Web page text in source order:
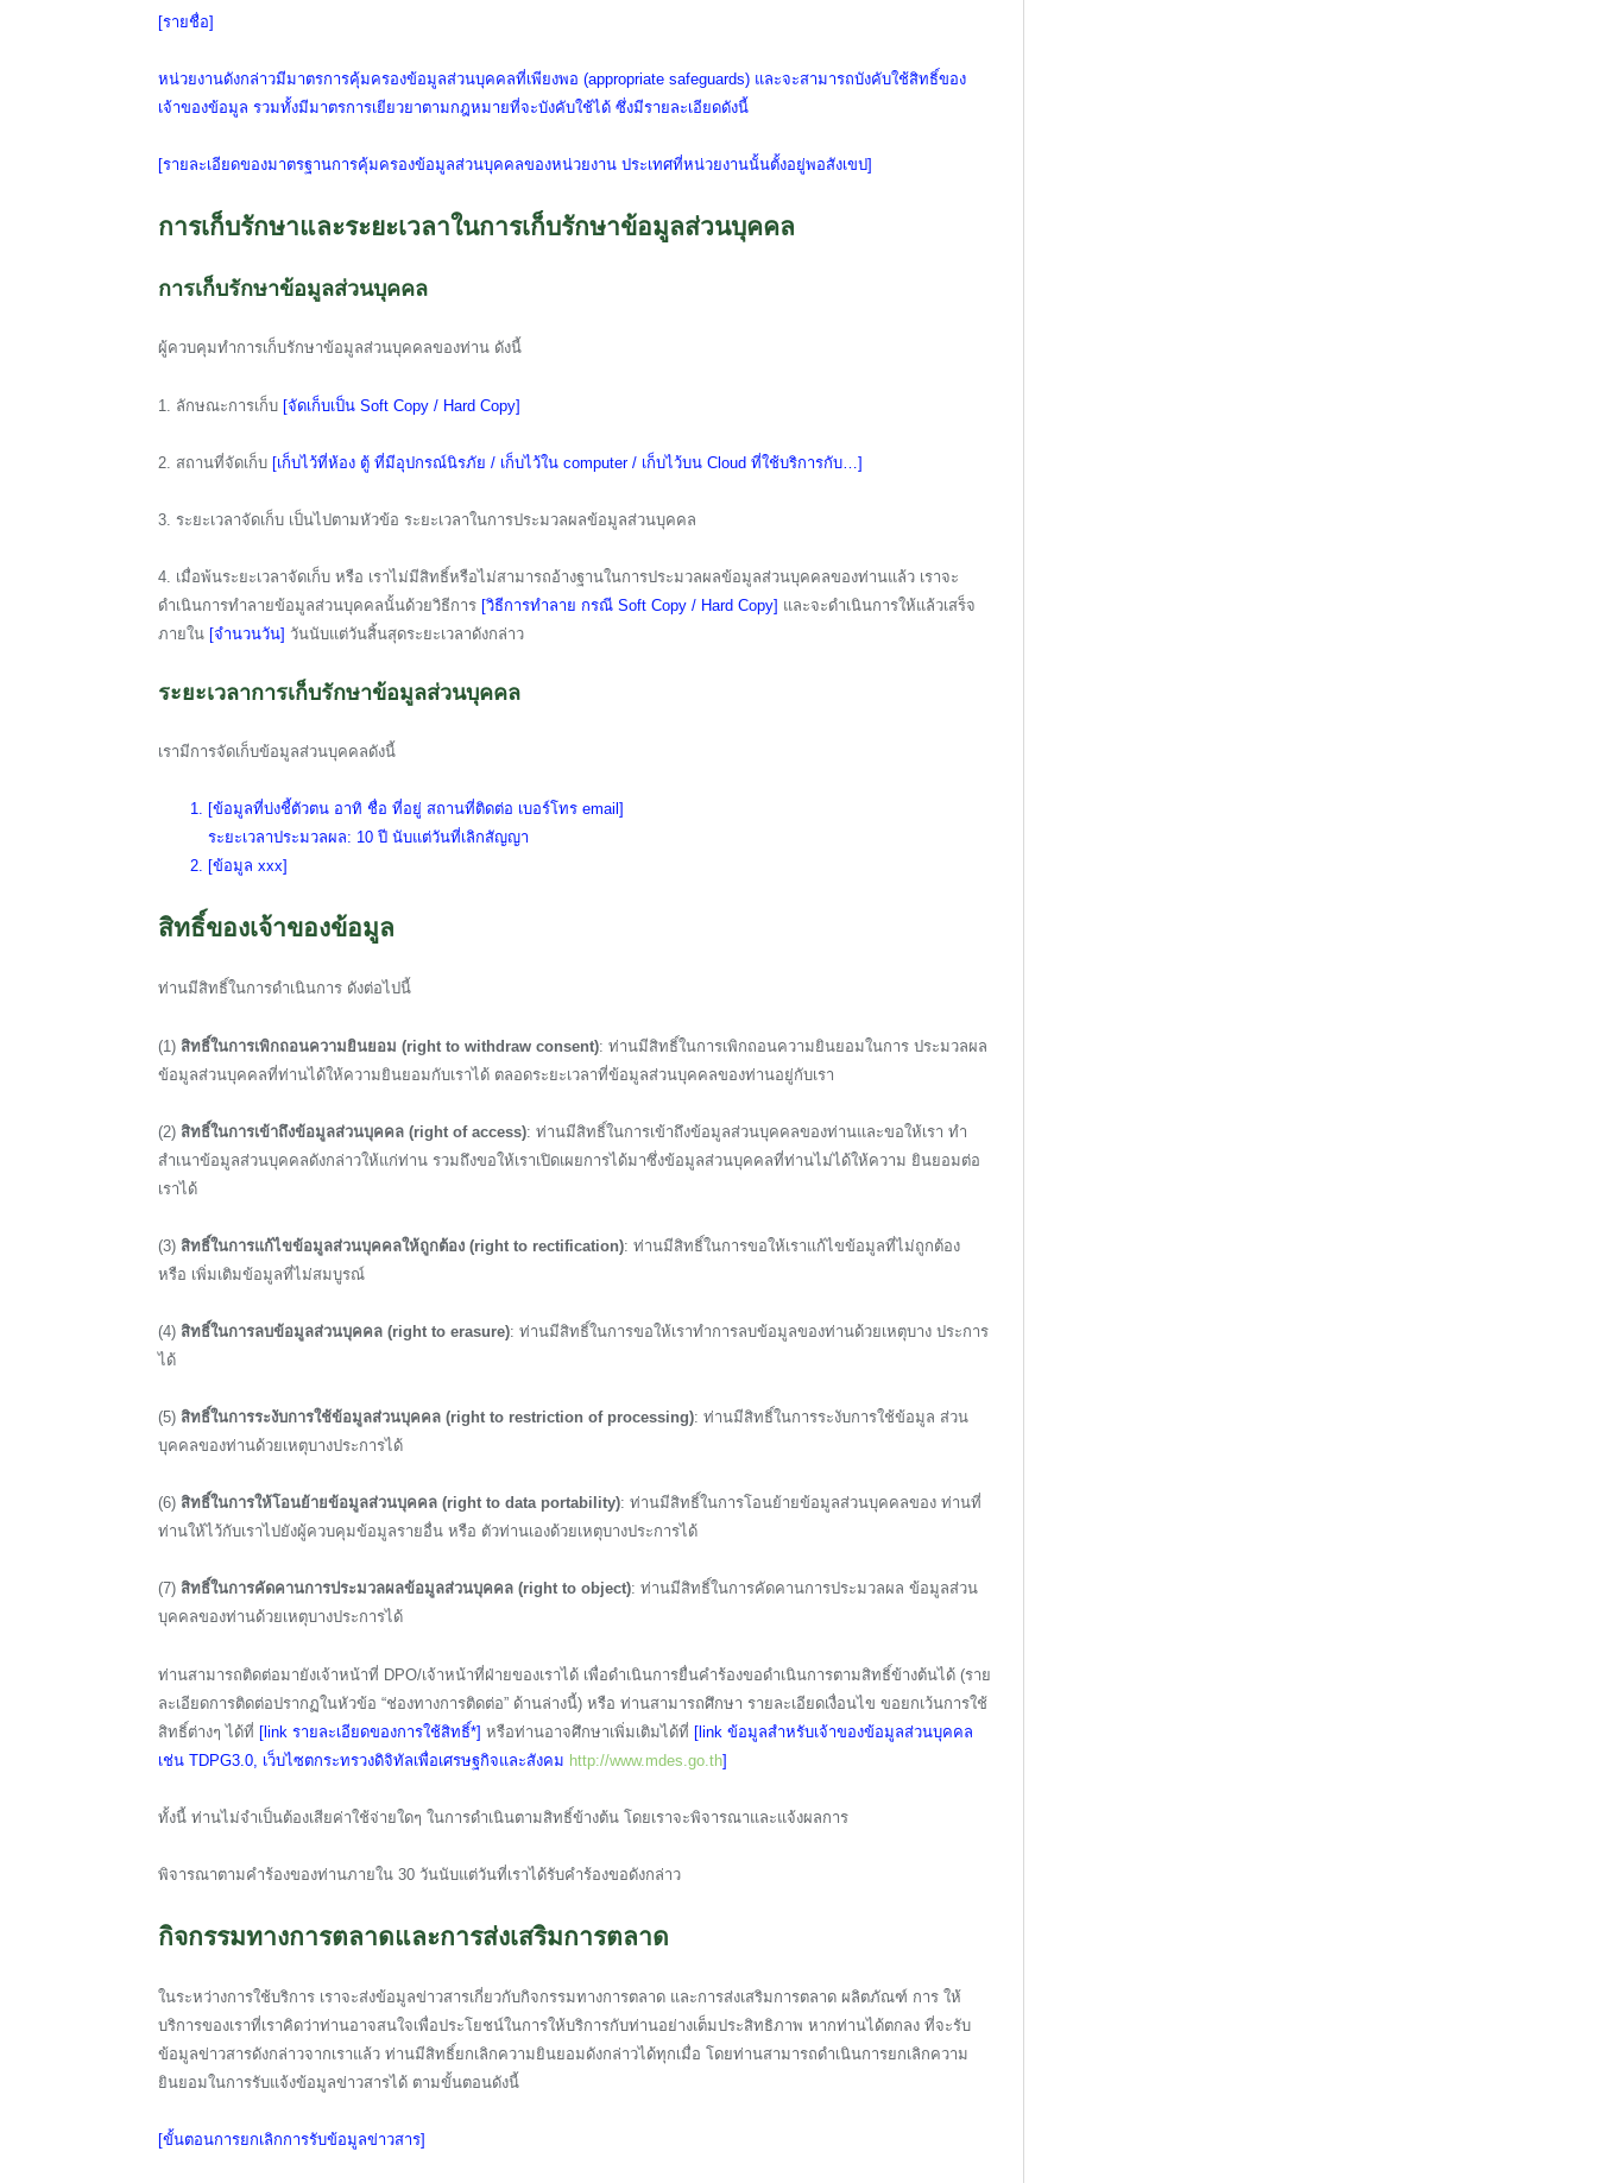
[รายชื่อ]
หน่วยงานดังกล่าวมีมาตรการคุ้มครองข้อมูลส่วนบุคคลที่เพียงพอ (appropriate safeguards) และจะสามารถบังคับใช้สิทธิ์ของ
เจ้าของข้อมูล รวมทั้งมีมาตรการเยียวยาตามกฎหมายที่จะบังคับใช้ได้ ซึ่งมีรายละเอียดดังนี้
[รายละเอียดของมาตรฐานการคุ้มครองข้อมูลส่วนบุคคลของหน่วยงาน ประเทศที่หน่วยงานนั้นตั้งอยู่พอสังเขป]
การเก็บรักษาและระยะเวลาในการเก็บรักษาข้อมูลส่วนบุคคล
การเก็บรักษาข้อมูลส่วนบุคคล
ผู้ควบคุมทำการเก็บรักษาข้อมูลส่วนบุคคลของท่าน ดังนี้
1. ลักษณะการเก็บ [จัดเก็บเป็น Soft Copy / Hard Copy]
2. สถานที่จัดเก็บ [เก็บไว้ที่ห้อง ตู้ ที่มีอุปกรณ์นิรภัย / เก็บไว้ใน computer / เก็บไว้บน Cloud ที่ใช้บริการกับ…]
3. ระยะเวลาจัดเก็บ เป็นไปตามหัวข้อ ระยะเวลาในการประมวลผลข้อมูลส่วนบุคคล
4. เมื่อพ้นระยะเวลาจัดเก็บ หรือ เราไม่มีสิทธิ์หรือไม่สามารถอ้างฐานในการประมวลผลข้อมูลส่วนบุคคลของท่านแล้ว เราจะ
ดำเนินการทำลายข้อมูลส่วนบุคคลนั้นด้วยวิธีการ [วิธีการทำลาย กรณี Soft Copy / Hard Copy] และจะดำเนินการให้แล้วเสร็จ
ภายใน [จำนวนวัน] วันนับแต่วันสิ้นสุดระยะเวลาดังกล่าว
ระยะเวลาการเก็บรักษาข้อมูลส่วนบุคคล
เรามีการจัดเก็บข้อมูลส่วนบุคคลดังนี้
[ข้อมูลที่บ่งชี้ตัวตน อาทิ ชื่อ ที่อยู่ สถานที่ติดต่อ เบอร์โทร email]
ระยะเวลาประมวลผล: 10 ปี นับแต่วันที่เลิกสัญญา
[ข้อมูล xxx]
สิทธิ์ของเจ้าของข้อมูล
ท่านมีสิทธิ์ในการดำเนินการ ดังต่อไปนี้
(1) สิทธิ์ในการเพิกถอนความยินยอม (right to withdraw consent): ท่านมีสิทธิ์ในการเพิกถอนความยินยอมในการ ประมวลผล
ข้อมูลส่วนบุคคลที่ท่านได้ให้ความยินยอมกับเราได้ ตลอดระยะเวลาที่ข้อมูลส่วนบุคคลของท่านอยู่กับเรา
(2) สิทธิ์ในการเข้าถึงข้อมูลส่วนบุคคล (right of access): ท่านมีสิทธิ์ในการเข้าถึงข้อมูลส่วนบุคคลของท่านและขอให้เรา ทำ
สำเนาข้อมูลส่วนบุคคลดังกล่าวให้แก่ท่าน รวมถึงขอให้เราเปิดเผยการได้มาซึ่งข้อมูลส่วนบุคคลที่ท่านไม่ได้ให้ความ ยินยอมต่อ
เราได้
(3) สิทธิ์ในการแก้ไขข้อมูลส่วนบุคคลให้ถูกต้อง (right to rectification): ท่านมีสิทธิ์ในการขอให้เราแก้ไขข้อมูลที่ไม่ถูกต้อง
หรือ เพิ่มเติมข้อมูลที่ไม่สมบูรณ์
(4) สิทธิ์ในการลบข้อมูลส่วนบุคคล (right to erasure): ท่านมีสิทธิ์ในการขอให้เราทำการลบข้อมูลของท่านด้วยเหตุบาง ประการ
ได้
(5) สิทธิ์ในการระงับการใช้ข้อมูลส่วนบุคคล (right to restriction of processing): ท่านมีสิทธิ์ในการระงับการใช้ข้อมูล ส่วน
บุคคลของท่านด้วยเหตุบางประการได้
(6) สิทธิ์ในการให้โอนย้ายข้อมูลส่วนบุคคล (right to data portability): ท่านมีสิทธิ์ในการโอนย้ายข้อมูลส่วนบุคคลของ ท่านที่
ท่านให้ไว้กับเราไปยังผู้ควบคุมข้อมูลรายอื่น หรือ ตัวท่านเองด้วยเหตุบางประการได้
(7) สิทธิ์ในการคัดคานการประมวลผลข้อมูลส่วนบุคคล (right to object): ท่านมีสิทธิ์ในการคัดคานการประมวลผล ข้อมูลส่วน
บุคคลของท่านด้วยเหตุบางประการได้
ท่านสามารถติดต่อมายังเจ้าหน้าที่ DPO/เจ้าหน้าที่ฝ่ายของเราได้ เพื่อดำเนินการยื่นคำร้องขอดำเนินการตามสิทธิ์ข้างต้นได้ (ราย
ละเอียดการติดต่อปรากฏในหัวข้อ “ช่องทางการติดต่อ” ด้านล่างนี้) หรือ ท่านสามารถศึกษา รายละเอียดเงื่อนไข ขอยกเว้นการใช้
สิทธิ์ต่างๆ ได้ที่ [link รายละเอียดของการใช้สิทธิ์*] หรือท่านอาจศึกษาเพิ่มเติมได้ที่ [link ข้อมูลสำหรับเจ้าของข้อมูลส่วนบุคคล
เช่น TDPG3.0, เว็บไซตกระทรวงดิจิทัลเพื่อเศรษฐกิจและสังคม http://www.mdes.go.th]
ทั้งนี้ ท่านไม่จำเป็นต้องเสียค่าใช้จ่ายใดๆ ในการดำเนินตามสิทธิ์ข้างต้น โดยเราจะพิจารณาและแจ้งผลการ
พิจารณาตามคำร้องของท่านภายใน 30 วันนับแต่วันที่เราได้รับคำร้องขอดังกล่าว
กิจกรรมทางการตลาดและการส่งเสริมการตลาด
ในระหว่างการใช้บริการ เราจะส่งข้อมูลข่าวสารเกี่ยวกับกิจกรรมทางการตลาด และการส่งเสริมการตลาด ผลิตภัณฑ์ การ ให้
บริการของเราที่เราคิดว่าท่านอาจสนใจเพื่อประโยชน์ในการให้บริการกับท่านอย่างเต็มประสิทธิภาพ หากท่านได้ตกลง ที่จะรับ
ข้อมูลข่าวสารดังกล่าวจากเราแล้ว ท่านมีสิทธิ์ยกเลิกความยินยอมดังกล่าวได้ทุกเมื่อ โดยท่านสามารถดำเนินการยกเลิกความ
ยินยอมในการรับแจ้งข้อมูลข่าวสารได้ ตามขั้นตอนดังนี้
[ขั้นตอนการยกเลิกการรับข้อมูลข่าวสาร]